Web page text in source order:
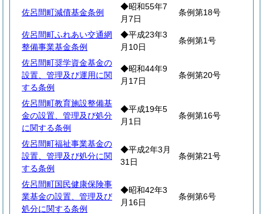
佐呂間町減債基金条例
◆昭和55年7
月7日
条例第18号
佐呂間町ふれあい交通網
整備事業基金条例
◆平成23年3
月10日
条例第1号
佐呂間町奨学資金基金の
設置、管理及び運用に関
する条例
◆昭和44年9
月17日
条例第20号
佐呂間町教育施設整備基
金の設置、管理及び処分
に関する条例
◆平成19年5
月1日
条例第16号
佐呂間町福祉事業基金の
設置、管理及び処分に関
する条例
◆平成2年3月
31日
条例第21号
佐呂間町国民健康保険事
業基金の設置、管理及び
処分に関する条例
◆昭和42年3
月16日
条例第6号